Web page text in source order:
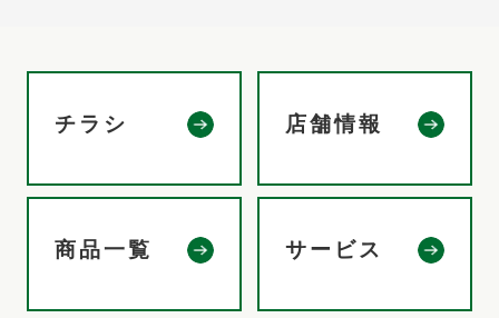
チラシ 店舗情報
商品一覧 サービス